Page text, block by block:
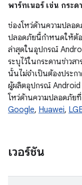
พาร์ทเนอร์ เช่น กระด
ช่องโหว่ด้านความปลอด
ปลอดภัยนี้กำหนดให้ต้
ล่าสุดในอุปกรณ์
ระบุไว้ในกระดานข่าว
นั้นไม่จำเป็นต้องประก
ผู้ผลิตอุปกรณ์ Android
โหว่ด้านความปลอดภัย
Google, Huawei,
เวอร์ชัน